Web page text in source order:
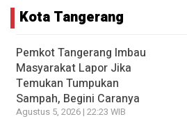
Kota Tangerang
Pemkot Tangerang Imbau
Masyarakat Lapor Jika
Temukan Tumpukan
Sampah, Begini Caranya
Agustus 5, 2026 | 22:23 WIB